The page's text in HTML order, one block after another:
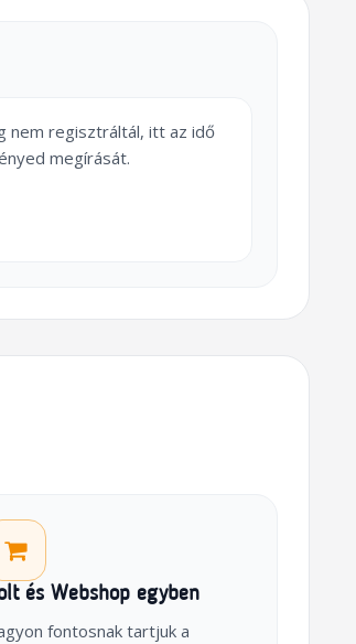
nem regisztráltál, itt az idő
megírását.
és Webshop egyben
fontosnak tartjuk a